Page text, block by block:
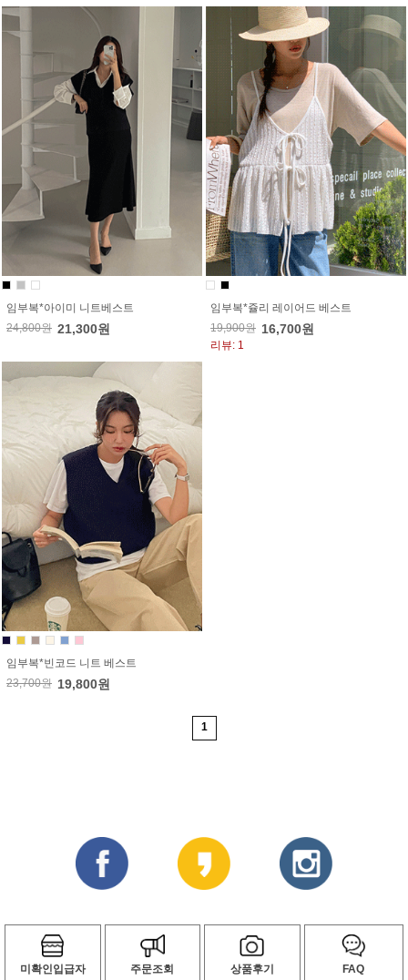
임부복*아이미 니트베스트
24,800원 21,300원
임부복*쥴리 레이어드 베스트
19,900원 16,700원
리뷰: 1
임부복*빈코드 니트 베스트
23,700원 19,800원
1
미확인입급자 주문조회 상품후기 FAQ